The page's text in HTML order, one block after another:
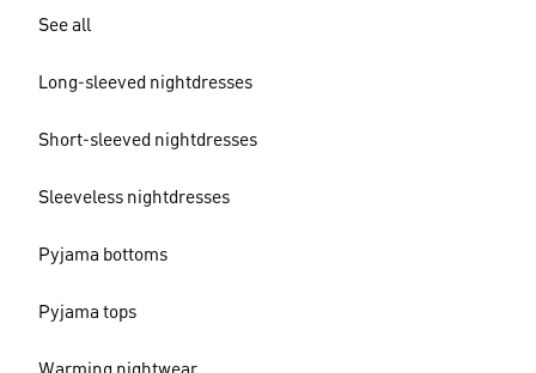
See all
Long-sleeved nightdresses
Short-sleeved nightdresses
Sleeveless nightdresses
Pyjama bottoms
Pyjama tops